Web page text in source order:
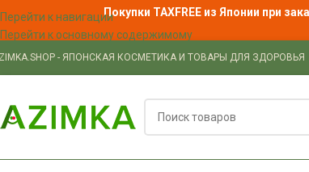
Перейти к навигации
Перейти к основному содержимому
Покупки TAXFREE из Японии при
- ЯПОНСКАЯ КОСМЕТИКА И ТОВАРЫ ДЛЯ ЗДОРОВЬЯ